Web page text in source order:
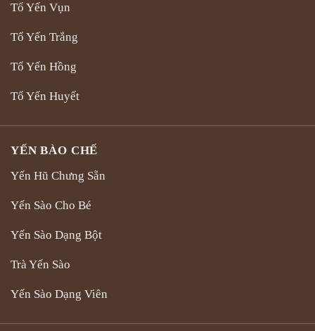
Tổ Yến Vụn
Tổ Yến Trắng
Tổ Yến Hồng
Tổ Yến Huyết
YẾN BÀO CHẾ
Yến Hũ Chưng Sẵn
Yến Sào Cho Bé
Yến Sào Dạng Bột
Trà Yến Sào
Yến Sào Dạng Viên